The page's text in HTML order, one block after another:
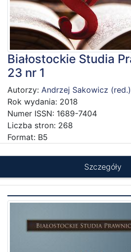
Białostockie Studia
23 nr 1
Autorzy: Andrzej Sakowicz (red.)
Rok wydania: 2018
Numer ISSN: 1689-7404
Liczba stron: 268
Format: B5
Szczegóły